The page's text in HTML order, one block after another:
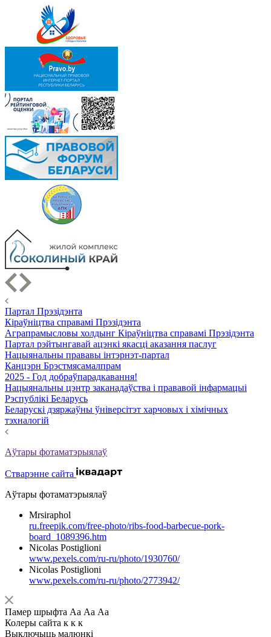
Партал Прэзідэнта
Кіраўніцтва справамі Прэзідэнта
Аграпрамысловы холдынг Кіраўніцтва справамі Прэзідэнта
Партал рэйтынгавай ацэнкі якасці аказання паслуг
Нацыянальны прававы інтэрнэт-партал
Канцэрн Брэстмясамалпрам
2025 - Год добраўпарадкавання!
Нацыянальны цэнтр заканадаўства і прававой інфармацыі
Рэспублікі Беларусь
Беларускі дзяржаўны ўніверсітэт харчовых і хімічных
тэхналогій
Аўтары фотаматэрыялаў
Стварэнне сайта
Аўтары фотаматэрыялаў
Mrsiraphol
ru.freepik.com/free-photo/ribs-food-barbecue-pork-
board_1089396.htm
Nicolas Postiglioni
www.pexels.com/ru-ru/photo/1930760/
Nicolas Postiglioni
www.pexels.com/ru-ru/photo/2773942/
Памер шрыфта Аа Аа Аа
Колеры сайта к к к
Выключыць малюнкі